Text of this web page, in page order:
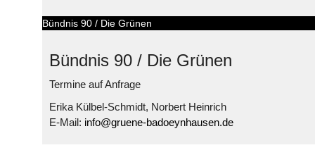
Bündnis 90 / Die Grünen
Bündnis 90 / Die Grünen
Termine auf Anfrage
Erika Külbel-Schmidt, Norbert Heinrich
E-Mail: info@gruene-badoeynhausen.de